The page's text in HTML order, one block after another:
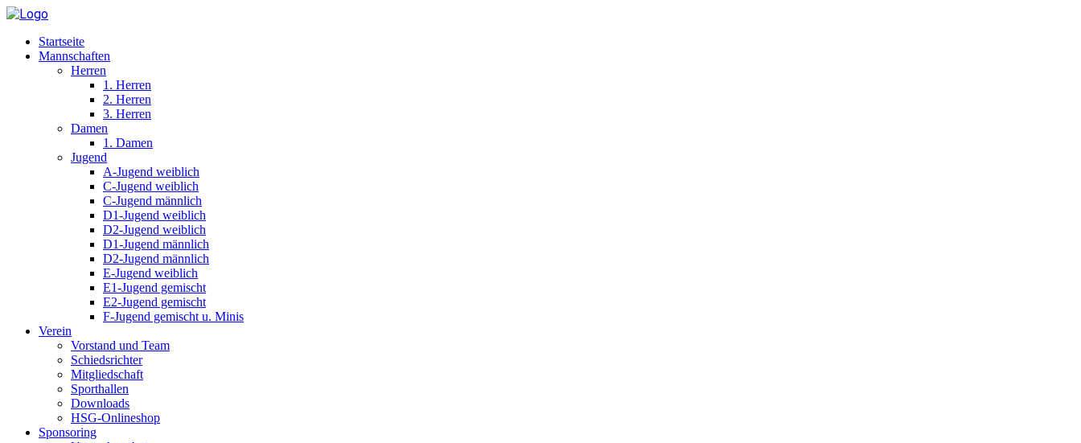
Startseite
Mannschaften
Herren
1. Herren
2. Herren
3. Herren
Damen
1. Damen
Jugend
A-Jugend weiblich
C-Jugend weiblich
C-Jugend männlich
D1-Jugend weiblich
D2-Jugend weiblich
D1-Jugend männlich
D2-Jugend männlich
E-Jugend weiblich
E1-Jugend gemischt
E2-Jugend gemischt
F-Jugend gemischt u. Minis
Verein
Vorstand und Team
Schiedsrichter
Mitgliedschaft
Sporthallen
Downloads
HSG-Onlineshop
Sponsoring